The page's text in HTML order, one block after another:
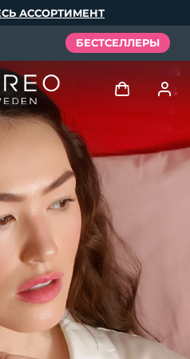
АССОРТИМЕНТ
БЕСТСЕЛЛЕРЫ
Войти
пользователя
Мои приборы
Мои заказы
Мои адреса
Мои подписки
Elixir
Set
Español
Português
Русский
繁體中文